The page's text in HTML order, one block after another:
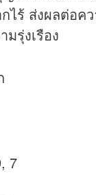
ไร้ ส่งผลต่อค
รุ่งเรือง
7